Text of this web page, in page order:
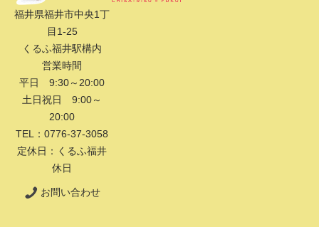
福井県福井市中央1丁
目1-25
くるふ福井駅構内
営業時間
平日 9:30～20:00
土日祝日 9:00～
20:00
TEL：0776-37-3058
定休日：くるふ福井
休日
お問い合わせ